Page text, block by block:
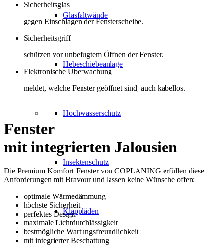
Glasfaltwände
Hebeschiebeanlage
Hochwasserschutz
Insektenschutz
Klappläden
Sicherheitsglas
gegen Einschlagen der Fensterscheibe.
Sicherheitsgriff
schützen vor unbefugtem Öffnen der Fenster.
Elektronische Überwachung
meldet, welche Fenster geöffnet sind, auch kabellos.
Fenster
mit integrierten Jalousien
Die Premium Komfort-Fenster von COPLANING erfüllen diese
Anforderungen mit Bravour und lassen keine Wünsche offen:
optimale Wärmedämmung
höchste Sicherheit
perfektes Design
maximale Lichtdurchlässigkeit
bestmögliche Wartungsfreundlichkeit
mit integrierter Beschattung